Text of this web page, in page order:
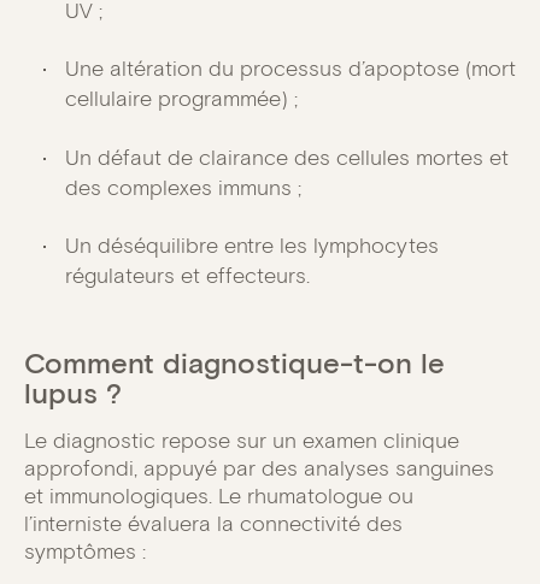
UV ;
Une altération du processus d’apoptose (mort
cellulaire programmée) ;
Un défaut de clairance des cellules mortes et
des complexes immuns ;
Un déséquilibre entre les lymphocytes
régulateurs et effecteurs.
Comment diagnostique-t-on le
lupus ?
Le diagnostic repose sur un examen clinique
approfondi, appuyé par des analyses sanguines
et immunologiques. Le rhumatologue ou
l’interniste évaluera la connectivité des
symptômes :